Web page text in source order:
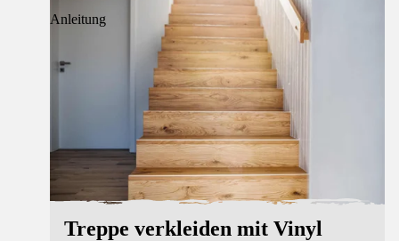
Anleitung
Treppe verkleiden mit Vinyl